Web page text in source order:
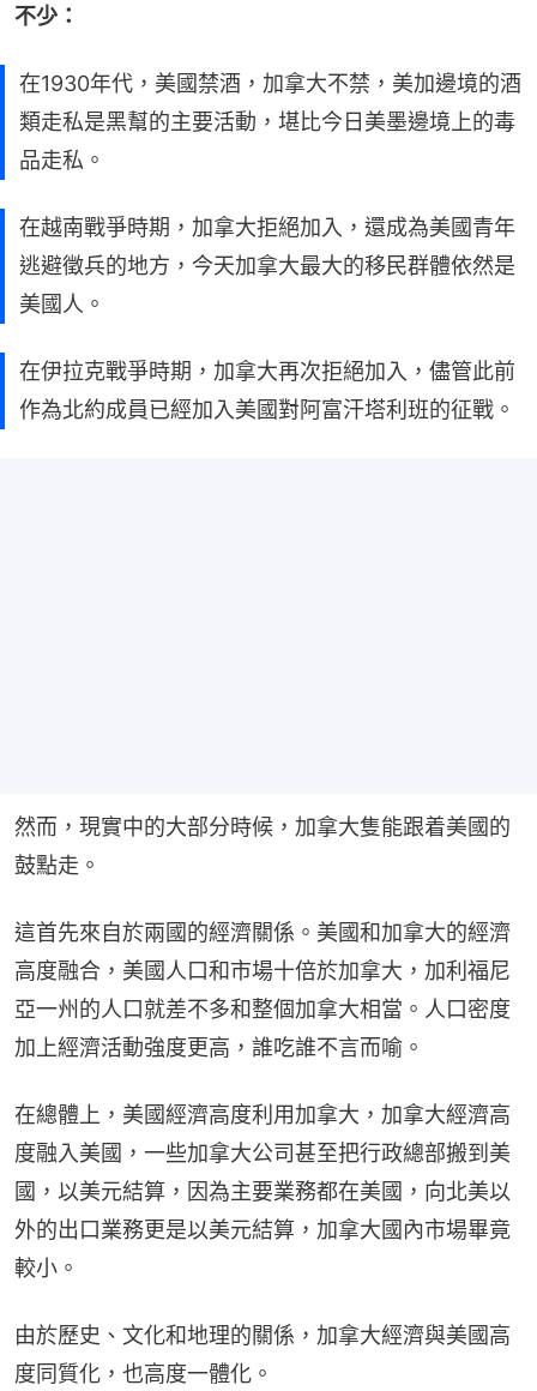
不少：
在1930年代，美國禁酒，加拿大不禁，美加邊境的酒
類走私是黑幫的主要活動，堪比今日美墨邊境上的毒
品走私。
在越南戰爭時期，加拿大拒絕加入，還成為美國青年
逃避徵兵的地方，今天加拿大最大的移民群體依然是
美國人。
在伊拉克戰爭時期，加拿大再次拒絕加入，儘管此前
作為北約成員已經加入美國對阿富汗塔利班的征戰。
然而，現實中的大部分時候，加拿大隻能跟着美國的
鼓點走。
這首先來自於兩國的經濟關係。美國和加拿大的經濟
高度融合，美國人口和市場十倍於加拿大，加利福尼
亞一州的人口就差不多和整個加拿大相當。人口密度
加上經濟活動強度更高，誰吃誰不言而喻。
在總體上，美國經濟高度利用加拿大，加拿大經濟高
度融入美國，一些加拿大公司甚至把行政總部搬到美
國，以美元結算，因為主要業務都在美國，向北美以
外的出口業務更是以美元結算，加拿大國內市場畢竟
較小。
由於歷史、文化和地理的關係，加拿大經濟與美國高
度同質化，也高度一體化。